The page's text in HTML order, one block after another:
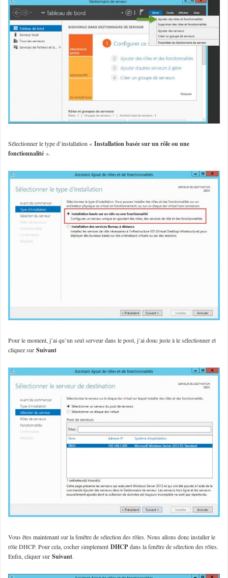
Sélectionner le type d’installation « Installation basée sur un rôle ou une
fonctionnalité ».
Pour le moment, j’ai qu’un seul serveur dans le pool, j’ai donc juste à le sélectionner et
cliquez sur Suivant
Vous êtes maintenant sur la fenêtre de sélection des rôles. Nous allons donc installer le
rôle DHCP. Pour cela, cocher simplement DHCPdans la fenêtre de sélection des rôles.
Enfin, cliquer sur Suivant.